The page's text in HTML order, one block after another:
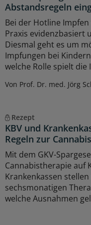
Abstandsregeln
Bei der Hotline
Praxis evidenzbasiert
Diesmal geht es um
Impfungen bei
welche Rolle spielt die
Von Prof. Dr. med. Jörg
Rezept
KBV und
Regeln zur
Mit dem GKV-
Cannabistherapie auf
Krankenkassen
sechsmonatigen
welche Ausnahmen